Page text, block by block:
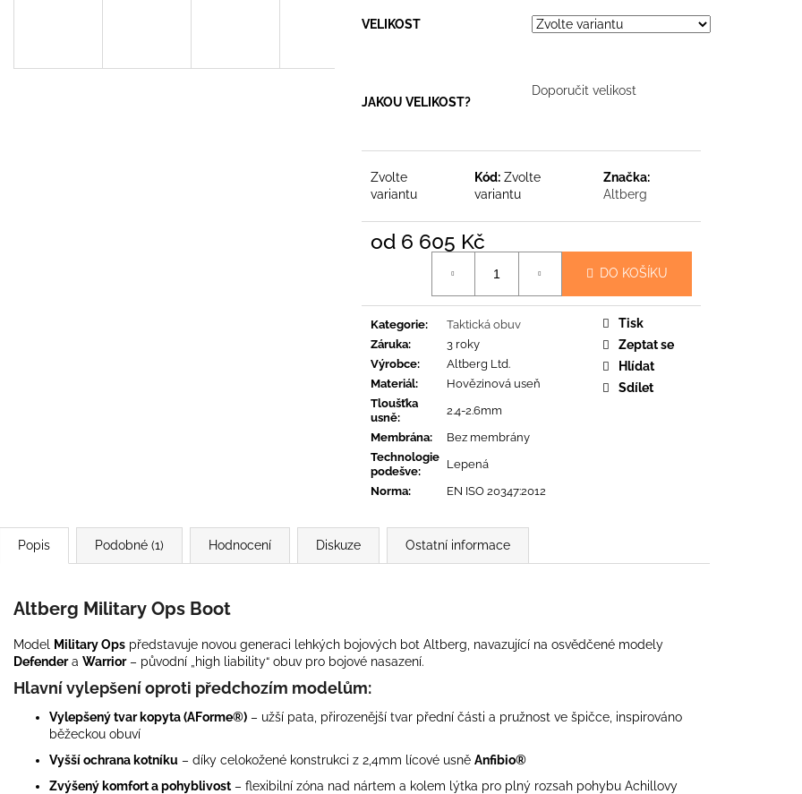
VELIKOST
JAKOU VELIKOST?
Doporučit velikost
Zvolte
variantu
Kód: Zvolte
variantu
Značka:
Altberg
od 6 605 Kč
DO KOŠÍKU
Kategorie:
Taktická obuv
Záruka:
3 roky
Výrobce:
Altberg Ltd.
Materiál:
Hovězinová useň
Tloušťka
usně:
2.4-2.6mm
Membrána:
Bez membrány
Technologie
podešve:
Lepená
Norma: EN ISO 20347:2012
Tisk
Zeptat se
Hlídat
Sdílet
Popis Podobné (1) Hodnocení Diskuze Ostatní informace
Altberg Military Ops Boot
Model Military Ops představuje novou generaci lehkých bojových bot Altberg, navazující na osvědčené modely
Defendera Warrior– původní „high liability“ obuv pro bojové nasazení.
Hlavní vylepšení oproti předchozím modelům:
Vylepšený tvar kopyta (AForme®) – užší pata, přirozenější tvar přední části a pružnost ve špičce, inspirováno
běžeckou obuví
Vyšší ochrana kotníku – díky celokožené konstrukci z 2,4mm lícové usně Anfibio®
Zvýšený komfort a pohyblivost – flexibilní zóna nad nártem a kolem lýtka pro plný rozsah pohybu Achillovy